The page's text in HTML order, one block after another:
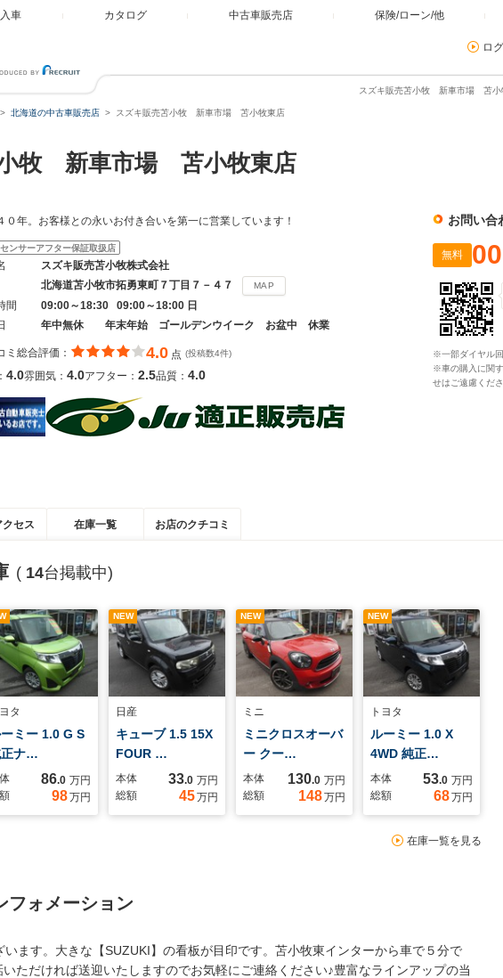
車 カタログ 中古車販売店 保険/ローン/他
ロ
スズキ販売苫小牧 新車市場 苫小
北海道の中古車販売店 スズキ販売苫小牧 新車市場 苫小牧東店
小牧 新車市場 苫小牧東店
０年。お客様との永いお付き合いを第一に営業しています！
ンサーアフター保証取扱店
スズキ販売苫小牧株式会社
北海道苫小牧市拓勇東町７丁目７－４７ MAP
間
09:00～18:30 09:00～18:00 日
年中無休 年末年始 ゴールデンウイーク お盆中 休業
ミ総合評価： 4.0 点 (投稿数4件)
4.0雰囲気： 4.0アフター： 2.5品質： 4.0
お問い合
無料
※一部ダイヤル
※車の購入に関
せはご遠慮くださ
セス 在庫一覧 お店のクチコミ
( 14台掲載中)
タ
ミー 1.0 G S
ナ…
86.0 万円
98万円
NEW
日産
キューブ 1.5 15X
FOUR …
本体 33.0 万円
総額
45万円
NEW
ミニ
ミニクロスオーバ
ー クー…
本体 130.0 万円
総額
148万円
NEW
トヨタ
ルーミー 1.0 X
4WD 純正…
本体 53.0 万円
総額
68万円
在庫一覧を見る
フォメーション
ます。大きな【SUZUKI】の看板が目印です。苫小牧東インターから車で５分で
ただければ送迎いたしますのでお気軽にご連絡ください♪豊富なラインアップの当